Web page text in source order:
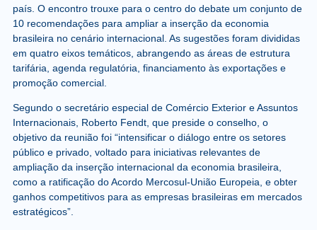
país. O encontro trouxe para o centro do debate um conjunto de
10 recomendações para ampliar a inserção da economia
brasileira no cenário internacional. As sugestões foram divididas
em quatro eixos temáticos, abrangendo as áreas de estrutura
tarifária, agenda regulatória, financiamento às exportações e
promoção comercial.
Segundo o secretário especial de Comércio Exterior e Assuntos
Internacionais, Roberto Fendt, que preside o conselho, o
objetivo da reunião foi “intensificar o diálogo entre os setores
público e privado, voltado para iniciativas relevantes de
ampliação da inserção internacional da economia brasileira,
como a ratificação do Acordo Mercosul-União Europeia, e obter
ganhos competitivos para as empresas brasileiras em mercados
estratégicos”.